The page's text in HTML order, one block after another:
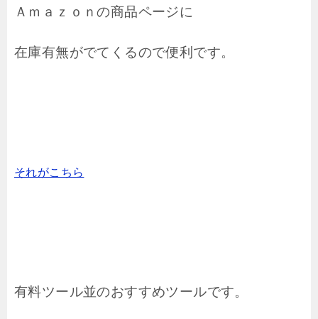
Ａｍａｚｏｎの商品ページに
在庫有無がでてくるので便利です。
それがこちら
有料ツール並のおすすめツールです。